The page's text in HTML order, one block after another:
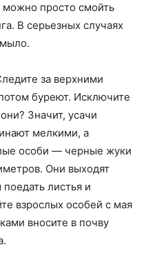
можно просто смойть
В серьезных случаях
за верхними
буреют. Исключите
Значит, усачи
мелкими, а
особи — черные жуки
Они выходят
листья и
взрослых особей с мая
вносите в почву